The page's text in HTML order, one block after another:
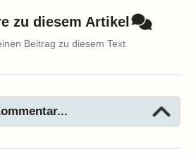
zu diesem Artikel
Beitrag zu diesem Text